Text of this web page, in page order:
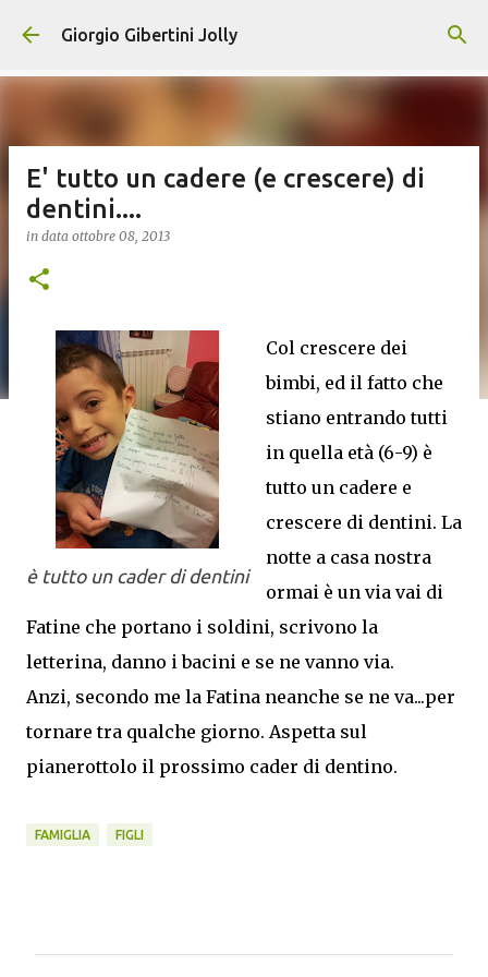
Passa ai contenuti principali
Giorgio Gibertini Jolly
E' tutto un cadere (e crescere) di
dentini....
in data ottobre 08, 2013
è tutto un cader di dentini
Col crescere dei
bimbi, ed il fatto che
stiano entrando tutti
in quella età (6-9) è
tutto un cadere e
crescere di dentini. La
notte a casa nostra
ormai è un via vai di
Fatine che portano i soldini, scrivono la
letterina, danno i bacini e se ne vanno via.
Anzi, secondo me la Fatina neanche se ne va...per
tornare tra qualche giorno. Aspetta sul
pianerottolo il prossimo cader di dentino.
FAMIGLIA FIGLI